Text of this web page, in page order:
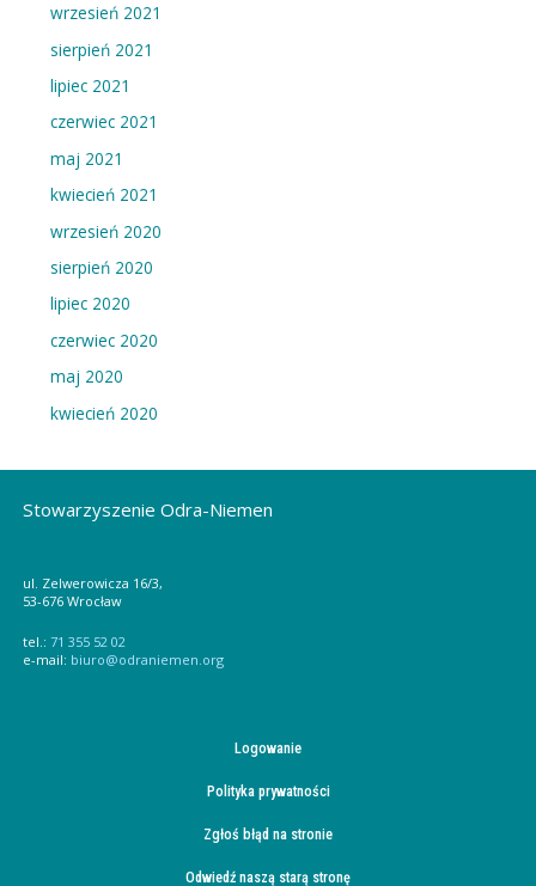
w
p
i
s
wrzesień 2021
sierpień 2021
lipiec 2021
czerwiec 2021
maj 2021
kwiecień 2021
wrzesień 2020
sierpień 2020
lipiec 2020
czerwiec 2020
maj 2020
kwiecień 2020
Stowarzyszenie Odra-Niemen
ul. Zelwerowicza 16/3,
53-676 Wrocław
tel.: 71 355 52 02
e-mail: biuro@odraniemen.org
Logowanie
Polityka prywatności
Zgłoś błąd na stronie
Odwiedź naszą starą stronę